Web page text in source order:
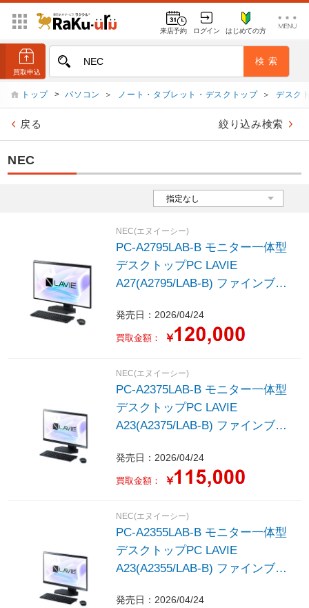
来店予約 ログイン はじめての方
トップ > パソコン ＞ ノート・タブレット・デスクトップ ＞ デスク
戻る 絞り込み検索
NEC
NEC(エヌイーシー)
PC-A2795LAB-B モニター一体型
デスクトップPC LAVIE
A27(A2795/LAB-B) ファインブラ
/intel Core i7 /メモリ：16GB
/SSD：512GB /M365 (24か月) or
ル］
発売日：2026/04/24
買取金額： ￥
NEC(エヌイーシー)
PC-A2375LAB-B モニター一体型
デスクトップPC LAVIE
A23(A2375/LAB-B) ファインブラ
/intel Core i7 /メモリ：16GB
/SSD：512GB /M365 (24か月) or
ル］
発売日：2026/04/24
買取金額： ￥
NEC(エヌイーシー)
PC-A2355LAB-B モニター一体型
デスクトップPC LAVIE
A23(A2355/LAB-B) ファインブラ
/intel Core i5 /メモリ：16GB
発売日：2026/04/24